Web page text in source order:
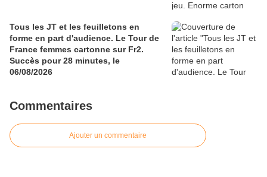
Tous les JT et les feuilletons en
forme en part d'audience. Le Tour de
France femmes cartonne sur Fr2.
Succès pour 28 minutes, le
06/08/2026
Commentaires
Ajouter un commentaire